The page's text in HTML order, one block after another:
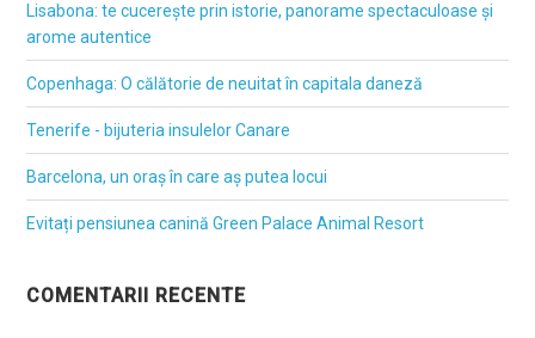
Lisabona: te cucerește prin istorie, panorame spectaculoase și
arome autentice
Copenhaga: O călătorie de neuitat în capitala daneză
Tenerife - bijuteria insulelor Canare
Barcelona, un oraș în care aș putea locui
Evitați pensiunea canină Green Palace Animal Resort
COMENTARII RECENTE